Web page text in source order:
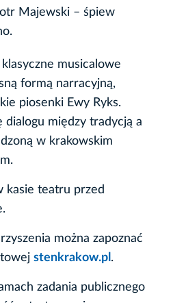
Majewski – śpiew
musicalowe
formą narracyjną,
piosenki Ewy Ryks.
dialogu między tradycją a
w krakowskim
kasie teatru przed
można zapoznać
stenkrakow.pl .
zadania publicznego